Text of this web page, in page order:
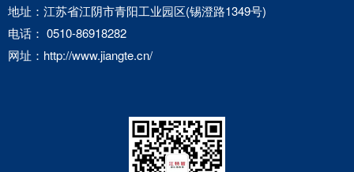
地址：江苏省江阴市青阳工业园区(锡澄路1349号)
电话： 0510-86918282
网址：http://www.jiangte.cn/